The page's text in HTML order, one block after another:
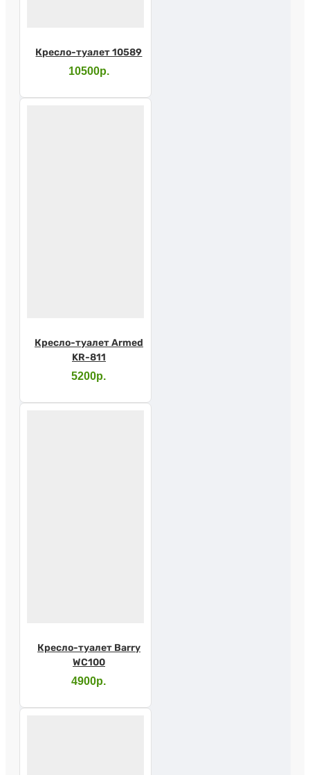
Кресло-туалет 10589
10500р.
Кресло-туалет Armed
KR-811
5200р.
Кресло-туалет Barry
WC100
4900р.